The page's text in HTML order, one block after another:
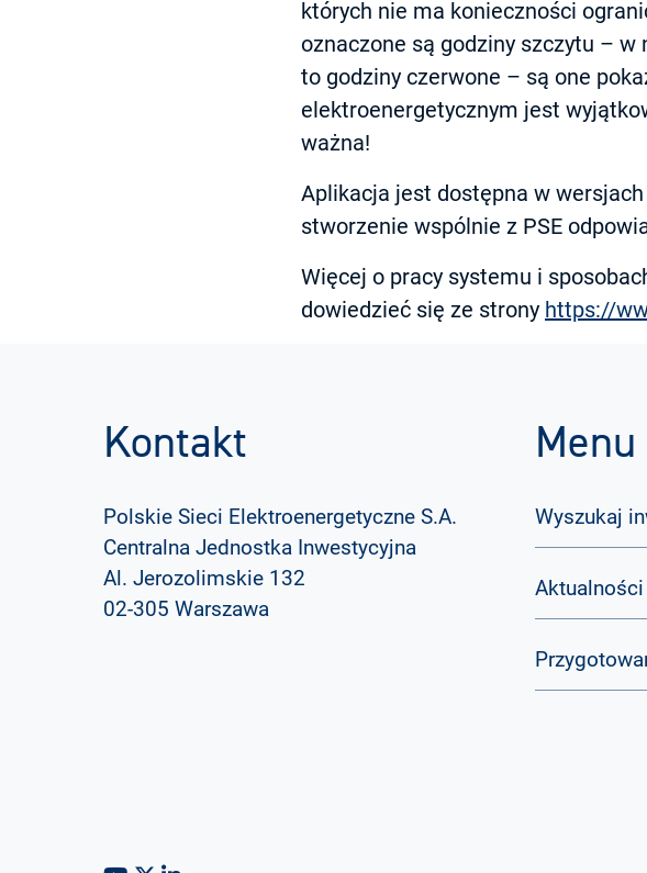
których nie ma konieczności
oznaczone są godziny szczytu –
to godziny czerwone – są one
elektroenergetycznym jest
ważna!
Aplikacja jest dostępna w
stworzenie wspólnie z PSE
Więcej o pracy systemu i
dowiedzieć się ze strony https://
Kontakt
Polskie Sieci Elektroenergetyczne S.A.
Centralna Jednostka Inwestycyjna
Al. Jerozolimskie 132
02-305 Warszawa
Menu
Wyszukaj
Aktualności